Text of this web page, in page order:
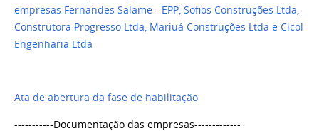
empresas Fernandes Salame - EPP, Sofios Construções Ltda,
Construtora Progresso Ltda, Mariuá Construções Ltda e Cicol
Engenharia Ltda
Ata de abertura da fase de habilitação
-----------Documentação das empresas-------------